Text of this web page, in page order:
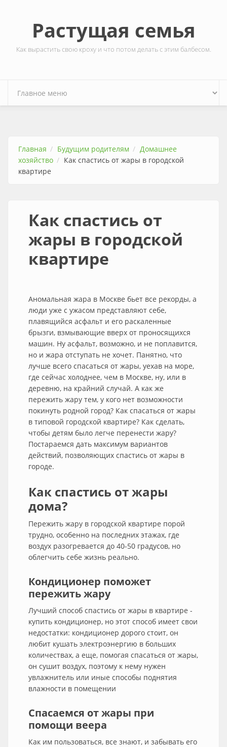
Растущая семья
Как вырастить свою кроху и что потом делать с этим балбесом.
Главная Будущим родителям
Домашнее
хозяйство
Как спастись от жары в городской
квартире
Как спастись от
жары в городской
квартире
Аномальная жара в Москве бьет все рекорды, а
люди уже с ужасом представляют себе,
плавящийся асфальт и его раскаленные
брызги, взмывающие вверх от проносящихся
машин. Ну асфальт, возможно, и не поплавится,
но и жара отступать не хочет. Панятно, что
лучше всего спасаться от жары, уехав на море,
где сейчас холоднее, чем в Москве, ну, или в
деревню, на крайний случай. А как же
пережить жару тем, у кого нет возможности
покинуть родной город? Как спасаться от жары
в типовой городской квартире? Как сделать,
чтобы детям было легче перенести жару?
Постараемся дать максимум вариантов
действий, позволяющих спастись от жары в
городе.
Как спастись от жары
дома?
Пережить жару в городской квартире порой
трудно, особенно на последних этажах, где
воздух разогревается до 40-50 градусов, но
облегчить себе жизнь реально.
Кондиционер поможет
пережить жару
Лучший способ спастись от жары в квартире -
купить кондиционер, но этот способ имеет свои
недостатки: кондиционер дорого стоит, он
любит кушать электроэнергию в больших
количествах, а еще, помогая спасаться от жары,
он сушит воздух, поэтому к нему нужен
увлажнитель или иные способы поднятия
влажности в помещении
Спасаемся от жары при
помощи веера
Как им пользоваться, все знают, и забывать его